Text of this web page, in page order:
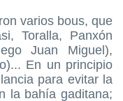
varios bous, que
Toralla, Panxón
Juan Miguel),
En un principio
para evitar la
la bahía gaditana;